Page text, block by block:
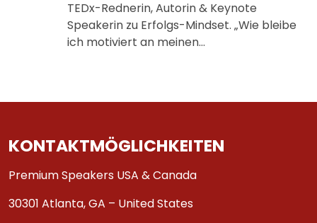
TEDx-Rednerin, Autorin & Keynote
Speakerin zu Erfolgs-Mindset. „Wie bleibe
ich motiviert an meinen…
KONTAKTMÖGLICHKEITEN
Premium Speakers USA & Canada
30301 Atlanta, GA – United States